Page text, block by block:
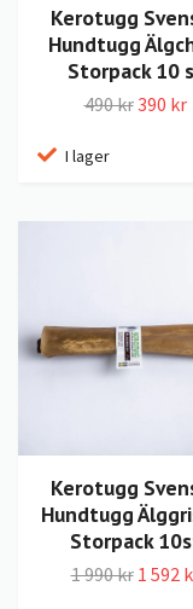
Kerotugg
Hundtugg
Storpack 10
490 kr390 kr
I lager
Kerotugg
Hundtugg
Storpack
1 990 kr 1 592